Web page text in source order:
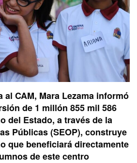
al CAM, Mara Lezama informó
de 1 millón 855 mil 586
del Estado, a través de la
Públicas (SEOP), construye
que beneficiará directamente
de este centro